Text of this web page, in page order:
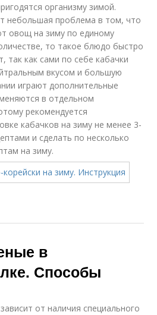
организму зимой.
небольшая проблема в том, что
овощ на зиму по единому
то такое блюдо быстро
так как сами по себе кабачки
вкусом и большую
играют дополнительные
в отдельном
рекомендуется
кабачков на зиму не менее 3-
и сделать по несколько
на зиму.
в
Способы
от наличия специального